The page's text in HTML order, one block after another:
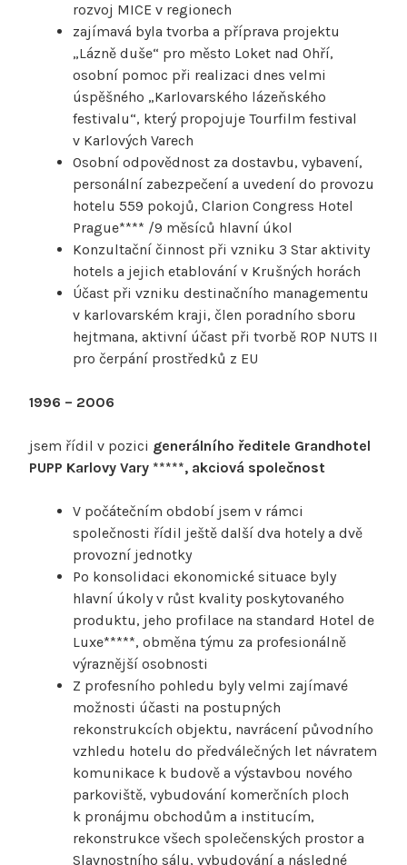
rozvoj MICE v regionech
zajímavá byla tvorba a příprava projektu
„Lázně duše“ pro město Loket nad Ohří,
osobní pomoc při realizaci dnes velmi
úspěšného „Karlovarského lázeňského
festivalu“, který propojuje Tourfilm festival
v Karlových Varech
Osobní odpovědnost za dostavbu, vybavení,
personální zabezpečení a uvedení do provozu
hotelu 559 pokojů, Clarion Congress Hotel
Prague**** /9 měsíců hlavní úkol
Konzultační činnost při vzniku 3 Star aktivity
hotels a jejich etablování v Krušných horách
Účast při vzniku destinačního managementu
v karlovarském kraji, člen poradního sboru
hejtmana, aktivní účast při tvorbě ROP NUTS II
pro čerpání prostředků z EU
1996 – 2006
jsem řídil v pozici generálního ředitele Grandhotel
PUPP Karlovy Vary *****, akciová společnost
V počátečním období jsem v rámci
společnosti řídil ještě další dva hotely a dvě
provozní jednotky
Po konsolidaci ekonomické situace byly
hlavní úkoly v růst kvality poskytovaného
produktu, jeho profilace na standard Hotel de
Luxe*****, obměna týmu za profesionálně
výraznější osobnosti
Z profesního pohledu byly velmi zajímavé
možnosti účasti na postupných
rekonstrukcích objektu, navrácení původního
vzhledu hotelu do předválečných let návratem
komunikace k budově a výstavbou nového
parkoviště, vybudování komerčních ploch
k pronájmu obchodům a institucím,
rekonstrukce všech společenských prostor a
Slavnostního sálu, vybudování a následné